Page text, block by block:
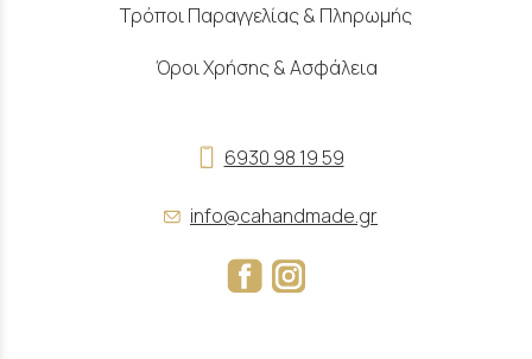
Τρόποι Παραγγελίας & Πληρωμής
Όροι Χρήσης & Ασφάλεια
6930 98 19 59
info@cahandmade.gr